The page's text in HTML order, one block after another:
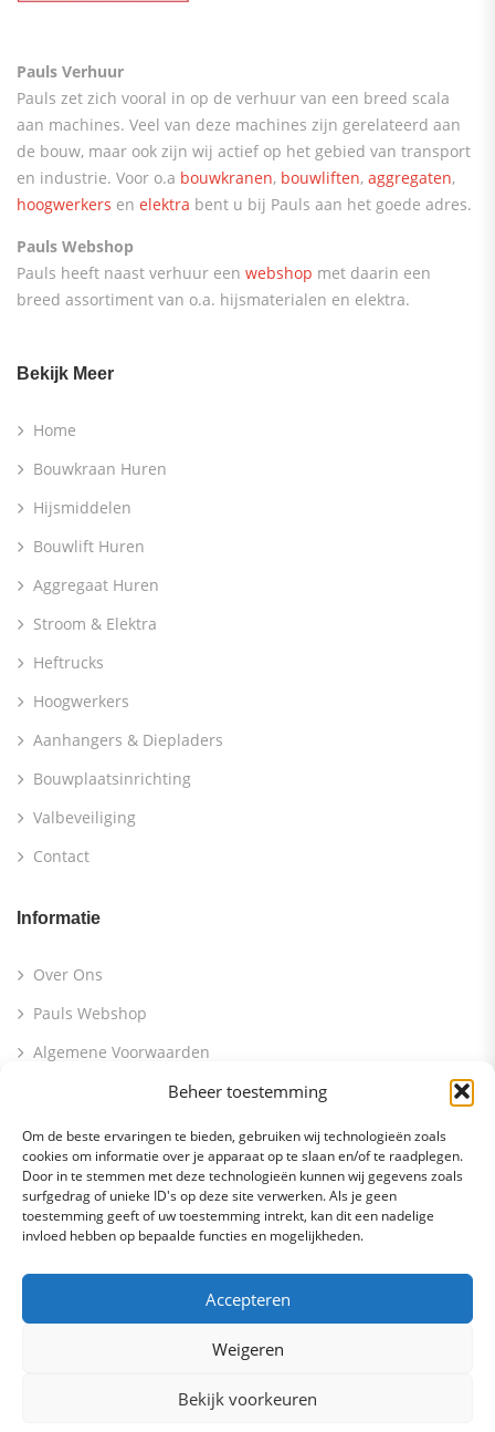
Beheer toestemming
Om de beste ervaringen te bieden, gebruiken wij technologieën zoals
cookies om informatie over je apparaat op te slaan en/of te raadplegen.
Door in te stemmen met deze technologieën kunnen wij gegevens zoals
surfgedrag of unieke ID's op deze site verwerken. Als je geen
toestemming geeft of uw toestemming intrekt, kan dit een nadelige
invloed hebben op bepaalde functies en mogelijkheden.
Accepteren
Weigeren
Bekijk voorkeuren
Pauls Verhuur
Pauls zet zich vooral in op de verhuur van een breed scala
aan machines. Veel van deze machines zijn gerelateerd aan
de bouw, maar ook zijn wij actief op het gebied van transport
en industrie. Voor o.a bouwkranen, bouwliften, aggregaten,
hoogwerkers en elektra bent u bij Pauls aan het goede adres.
Pauls Webshop
Pauls heeft naast verhuur een webshop met daarin een
breed assortiment van o.a. hijsmaterialen en elektra.
Bekijk Meer
Home
Bouwkraan Huren
Hijsmiddelen
Bouwlift Huren
Aggregaat Huren
Stroom & Elektra
Heftrucks
Hoogwerkers
Aanhangers & Diepladers
Bouwplaatsinrichting
Valbeveiliging
Contact
Informatie
Over Ons
Pauls Webshop
Algemene Voorwaarden
Molenstraat 56 5397 EL Lith
info@paulsbv.nl
0412 745096